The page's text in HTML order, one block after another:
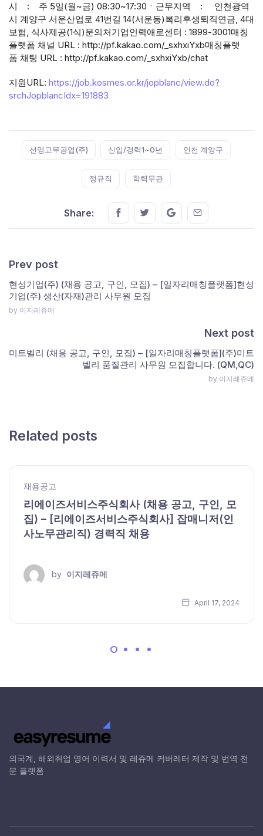
시 : 주 5일(월~금) 08:30~17:30ㆍ근무지역 : 인천광역
시 계양구 서운산업로 41번길 14(서운동)복리후생퇴직연금, 4대
보험, 식사제공(1식)문의처기업인력애로센터 : 1899-3001매칭
플랫폼 채널 URL : http://pf.kakao.com/_sxhxiYxb매칭플랫
폼 채팅 URL : http://pf.kakao.com/_sxhxiYxb/chat
지원URL: https://job.kosmes.or.kr/jopblanc/view.do?
srchJopblancIdx=191883
선영고무공업(주) 신입/경력1~0년 인천 계양구
정규직 학력무관
Share: Share this on FaceBook
Share this on Twitter
Share this on GMail
Share this on
Prev post
현성기업(주) (채용 공고, 구인, 모집) – [일자리매칭플랫폼]현성
기업(주) 생산(자재)관리 사무원 모집
by 이지레쥬메
Next post
미트벨리 (채용 공고, 구인, 모집) – [일자리매칭플랫폼](주)미트
벨리 품질관리 사무원 모집합니다. (QM,QC)
by 이지레쥬메
Related posts
채용공고
리에이즈서비스주식회사 (채용 공고, 구인, 모
집) – [리에이즈서비스주식회사] 잡매니저(인
사노무관리직) 경력직 채용
by 이지레쥬메
April 17, 2024
외국계, 해외취업 영어 이력서 및 레쥬메 커버레터 제작 및 번역 전
문 플랫폼